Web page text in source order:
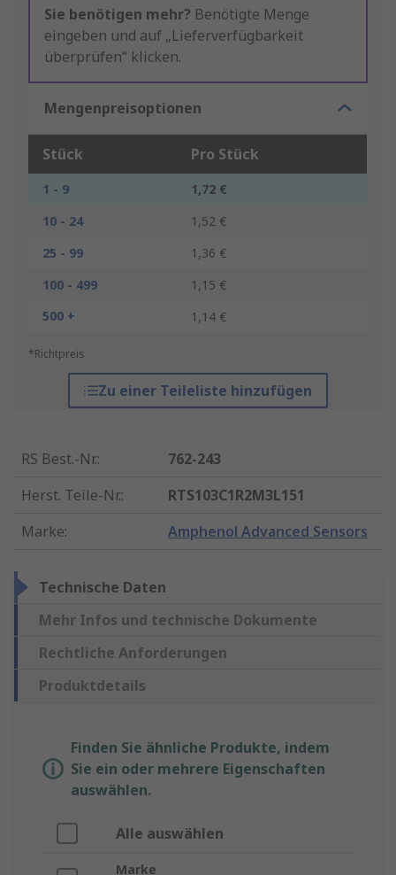
Sie benötigen mehr? Benötigte Menge
eingeben und auf „Lieferverfügbarkeit
überprüfen“ klicken.
Mengenpreisoptionen
Stück Pro Stück
1 - 9
1,72 €
10 - 24
1,52 €
25 - 99
1,36 €
100 - 499
1,15 €
500 +
1,14 €
*Richtpreis
Zu einer Teileliste hinzufügen
RS Best.-Nr.:
762-243
Herst. Teile-Nr.:
RTS103C1R2M3L151
Marke: Amphenol Advanced Sensors
Technische Daten
Mehr Infos und technische Dokumente
Rechtliche Anforderungen
Produktdetails
Finden Sie ähnliche Produkte, indem
Sie ein oder mehrere Eigenschaften
auswählen.
Alle auswählen
Marke